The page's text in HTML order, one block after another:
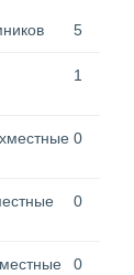
5
1
0
0
0